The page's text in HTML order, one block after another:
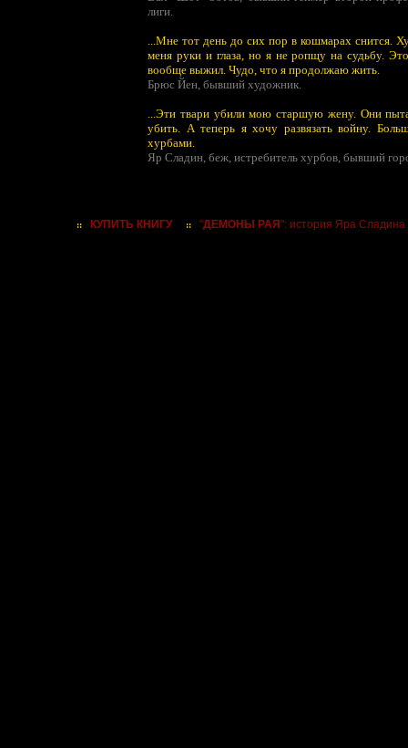
лиги.
...Мне тот день до сих пор в кошмарах снится.
меня руки и глаза, но я не ропщу на судьбу.
вообще выжил. Чудо, что я продолжаю жить.
Брюс Йен, бывший художник.
...Эти твари убили мою старшую жену. Они
убить. А теперь я хочу развязать войну.
хурбами.
Яр Сладин, беж, истребитель хурбов, бывший
:: КУПИТЬ КНИГУ :: "ДЕМОНЫ РАЯ ": история Яра Сладина